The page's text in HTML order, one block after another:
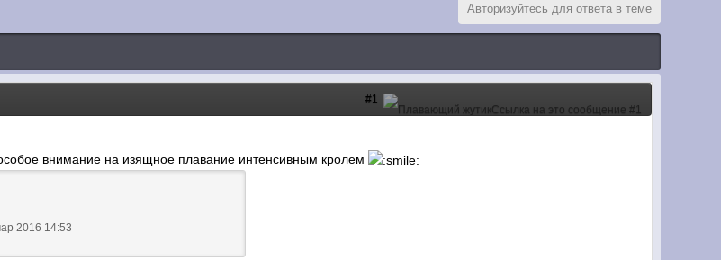
Авторизуйтесь для ответа в теме
#1
внимание на изящное плавание интенсивным кролем
2016 14:53